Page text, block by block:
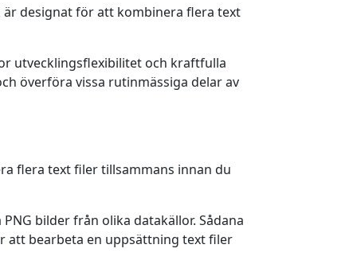
designat för att kombinera flera text
utvecklingsflexibilitet och kraftfulla
överföra vissa rutinmässiga delar av
flera text filer tillsammans innan du
bilder från olika datakällor. Sådana
att bearbeta en uppsättning text filer